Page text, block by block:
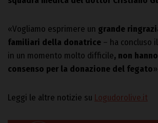
«Vogliamo esprimere un grande
familiari della donatrice – ha concluso il
in un momento molto difficile, non
consenso per la donazione del fegato».
Leggi le altre notizie su Logudorolive.it